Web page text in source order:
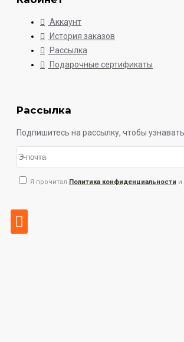
Аккаунт
История заказов
Рассылка
Подарочные сертификаты
Рассылка
Подпишитесь на рассылку, чтобы
Я прочитал Политика конфиденциальности и